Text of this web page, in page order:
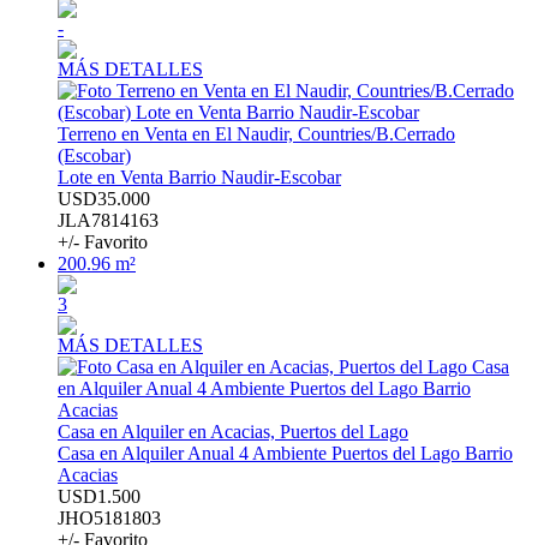
-
MÁS DETALLES
Terreno en Venta en El Naudir, Countries/B.Cerrado
(Escobar)
Lote en Venta Barrio Naudir-Escobar
USD35.000
JLA7814163
+/- Favorito
200.96 m²
3
MÁS DETALLES
Casa en Alquiler en Acacias, Puertos del Lago
Casa en Alquiler Anual 4 Ambiente Puertos del Lago Barrio
Acacias
USD1.500
JHO5181803
+/- Favorito